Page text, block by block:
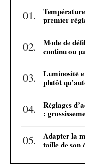
premier
Mode de
continu ou
Luminosité
plutôt
Réglages
:
Adapter la
taille de son